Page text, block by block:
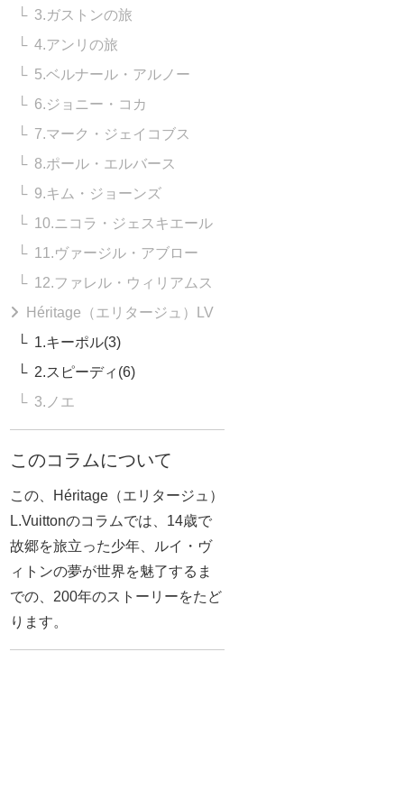
3.ガストンの旅
4.アンリの旅
5.ベルナール・アルノー
6.ジョニー・コカ
7.マーク・ジェイコブス
8.ポール・エルバース
9.キム・ジョーンズ
10.ニコラ・ジェスキエール
11.ヴァージル・アブロー
12.ファレル・ウィリアムス
Héritage（エリタージュ）LV
1.キーポル(3)
2.スピーディ(6)
3.ノエ
このコラムについて
この、Héritage（エリタージュ）
L.Vuittonのコラムでは、14歳で
故郷を旅立った少年、ルイ・ヴ
ィトンの夢が世界を魅了するま
での、200年のストーリーをたど
ります。